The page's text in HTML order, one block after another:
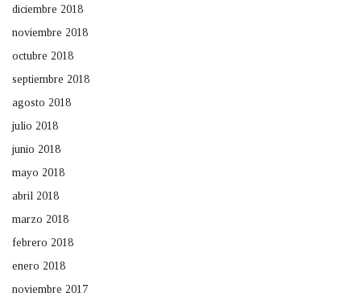
diciembre 2018
noviembre 2018
octubre 2018
septiembre 2018
agosto 2018
julio 2018
junio 2018
mayo 2018
abril 2018
marzo 2018
febrero 2018
enero 2018
noviembre 2017